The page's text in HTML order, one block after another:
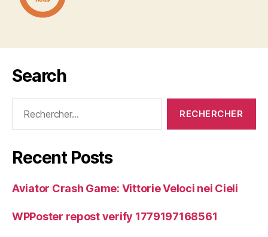
Search
Recent Posts
Aviator Crash Game: Vittorie Veloci nei Cieli
WPPoster repost verify 1779197168561